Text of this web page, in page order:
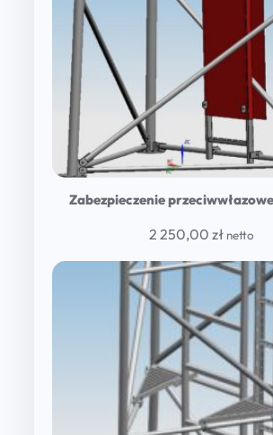
Zabezpieczenie
2 250,00 zł netto